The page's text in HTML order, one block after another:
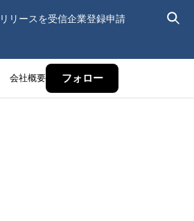
リースを受信企業登録申請
会社概要 フォロー